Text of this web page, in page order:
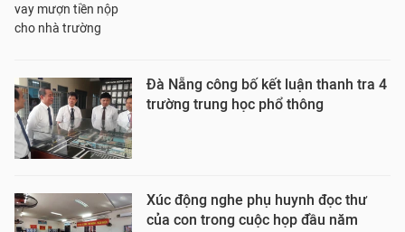
Đà Nẵng công bố kết luận thanh tra 4
trường trung học phổ thông
Xúc động nghe phụ huynh đọc thư
của con trong cuộc họp đầu năm